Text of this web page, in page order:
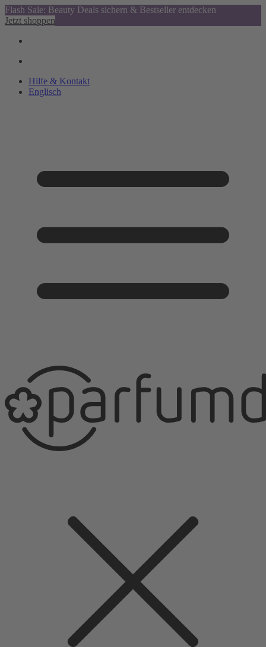
Flash Sale: Beauty Deals sichern & Bestseller entdecken
Jetzt shoppen
Hilfe & Kontakt
Englisch